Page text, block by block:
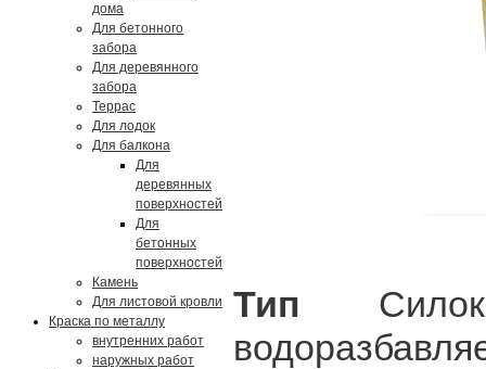
дома
Для бетонного
забора
Для деревянного
забора
Террас
Для лодок
Для балкона
Для
деревянных
поверхностей
Для
бетонных
поверхностей
Камень
Для листовой кровли
Краска по металлу
внутренних работ
наружных работ
Тип